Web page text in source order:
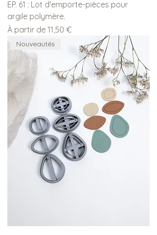
EP. 61 : Lot d'emporte-pièces pour
argile polymère.
À partir de 11,50 €
Prix promotionnel
Nouveautés